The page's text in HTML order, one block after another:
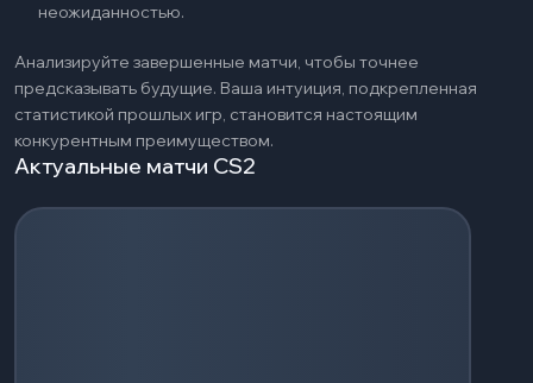
неожиданностью.
Анализируйте завершенные матчи, чтобы точнее
предсказывать будущие. Ваша интуиция, подкрепленная
статистикой прошлых игр, становится настоящим
конкурентным преимуществом.
Актуальные матчи CS2
Загрузка событий...